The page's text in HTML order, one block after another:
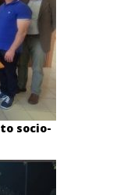
socio-